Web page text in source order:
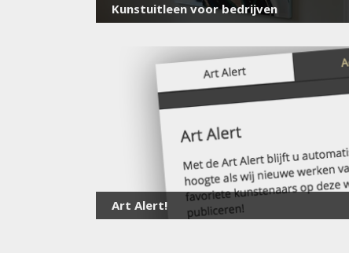
Kunstuitleen voor bedrijven
Art Alert!